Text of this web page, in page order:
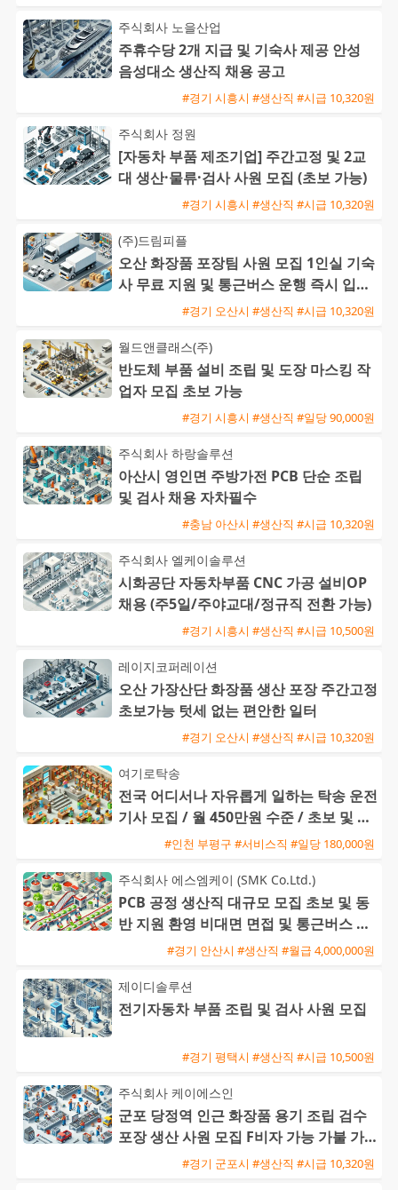
주식회사 노을산업
주휴수당 2개 지급 및 기숙사 제공 안성
음성대소 생산직 채용 공고
#경기 시흥시 #생산직 #시급 10,320원
주식회사 정원
[자동차 부품 제조기업] 주간고정 및 2교
대 생산·물류·검사 사원 모집 (초보 가능)
#경기 시흥시 #생산직 #시급 10,320원
(주)드림피플
오산 화장품 포장팀 사원 모집 1인실 기숙
사 무료 지원 및 통근버스 운행 즉시 입사
#경기 오산시 #생산직 #시급 10,320원
월드앤클래스(주)
반도체 부품 설비 조립 및 도장 마스킹 작
업자 모집 초보 가능
#경기 시흥시 #생산직 #일당 90,000원
주식회사 하랑솔루션
아산시 영인면 주방가전 PCB 단순 조립
및 검사 채용 자차필수
#충남 아산시 #생산직 #시급 10,320원
주식회사 엘케이솔루션
시화공단 자동차부품 CNC 가공 설비OP
채용 (주5일/주야교대/정규직 전환 가능)
#경기 시흥시 #생산직 #시급 10,500원
레이지코퍼레이션
오산 가장산단 화장품 생산 포장 주간고정
초보가능 텃세 없는 편안한 일터
#경기 오산시 #생산직 #시급 10,320원
여기로탁송
전국 어디서나 자유롭게 일하는 탁송 운전
기사 모집 / 월 450만원 수준 / 초보 및 외
국인 환영#인천 부평구 #서비스직 #일당 180,000원
주식회사 에스엠케이 (SMK Co.Ltd.)
PCB 공정 생산직 대규모 모집 초보 및 동
반 지원 환영 비대면 면접 및 통근버스 운
#경기 안산시 #생산직 #월급 4,000,000원
제이디솔루션
전기자동차 부품 조립 및 검사 사원 모집
#경기 평택시 #생산직 #시급 10,500원
주식회사 케이에스인
군포 당정역 인근 화장품 용기 조립 검수
포장 생산 사원 모집 F비자 가능 가불 가
#경기 군포시 #생산직 #시급 10,320원